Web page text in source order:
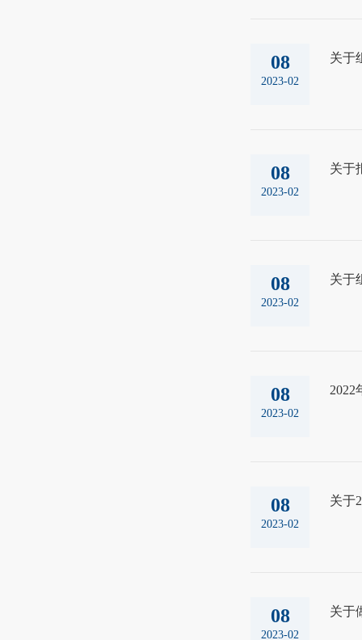
08
2023-02
关于
08
2023-02
关于
08
2023-02
关于
08
2023-02
2022
08
2023-02
关于
08
2023-02
关于